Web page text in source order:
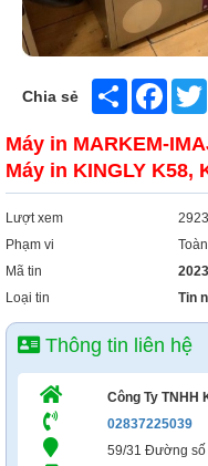
Xây Dựng
Tổng Hợp
Chia sẻ Share
Máy in MARKEM-
Máy in KINGLY K58,
Lượt xem
2923
Phạm vi
Mã tin
Loại tin
Tin
Thông tin liên hệ
Công Ty TNHH
02837225039
59/31 Đường số